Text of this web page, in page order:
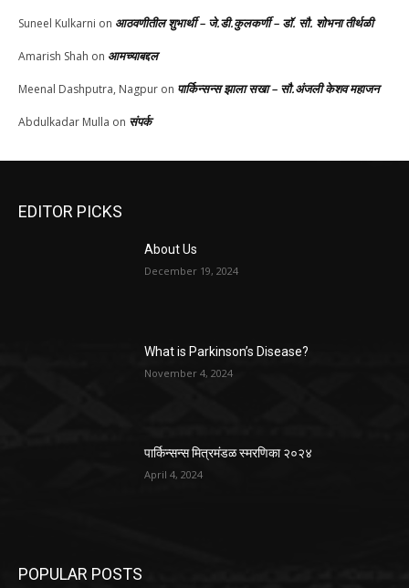
Suneel Kulkarni on आठवणीतील शुभार्थी – जे.डी.कुलकर्णी – डॉ. सौ. शोभना तीर्थळी
Amarish Shah on आमच्याबद्दल
Meenal Dashputra, Nagpur on पार्किन्सन्स झाला सखा – सौ.अंजली केशव महाजन
Abdulkadar Mulla on संपर्क
EDITOR PICKS
About Us
December 19, 2024
What is Parkinson’s Disease?
November 4, 2024
पार्किन्सन्स मित्रमंडळ स्मरणिका २०२४
April 4, 2024
POPULAR POSTS